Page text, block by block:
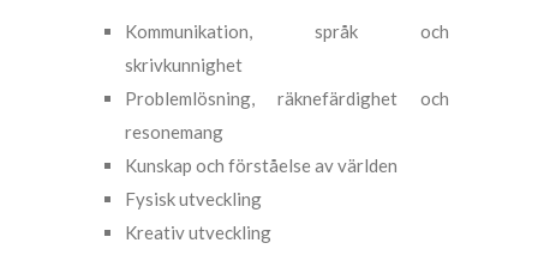
Kommunikation, språk och
skrivkunnighet
Problemlösning, räknefärdighet och
resonemang
Kunskap och förståelse av världen
Fysisk utveckling
Kreativ utveckling